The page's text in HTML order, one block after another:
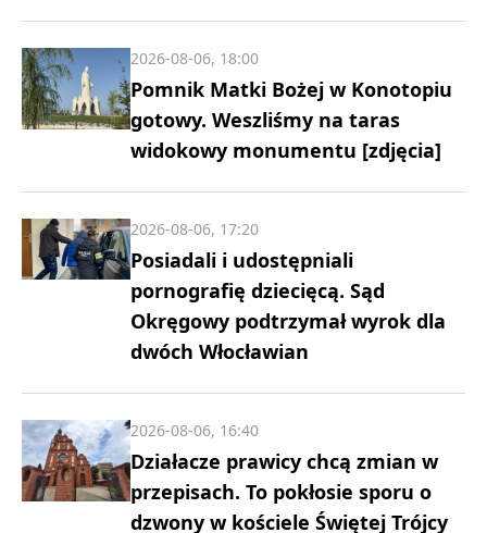
Pomnik Matki Bożej w Konotopiu
gotowy. Weszliśmy na taras
widokowy monumentu [zdjęcia]
2026-08-06, 18:00
Posiadali i udostępniali
pornografię dziecięcą. Sąd
Okręgowy podtrzymał wyrok dla
dwóch Włocławian
2026-08-06, 17:20
Działacze prawicy chcą zmian w
przepisach. To pokłosie sporu o
dzwony w kościele Świętej Trójcy
2026-08-06, 16:40